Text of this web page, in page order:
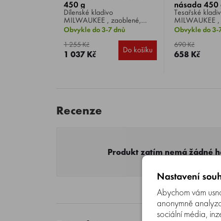
450 g
Dílenské kladivo
MILWAUKEE , zaoblené,
hmotnost 450 g.
Obvykle do 3-7 dnů
1 255 Kč
1 037 Kč Do košíku
násada 450
Tesařské
MILWAUKEE
násadou,
Obvykle do 3-
690 Kč
658 Kč
Recenze
Produkt zatím nemá žádné
Nastavení
Abychom vám
anonymně
sociální média,